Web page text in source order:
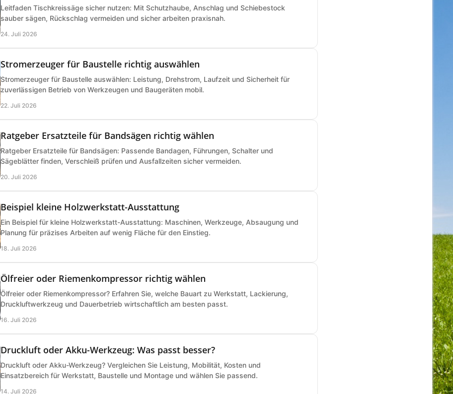
Leitfaden Tischkreissäge sicher nutzen: Mit Schutzhaube, Anschlag und Schiebestock
sauber sägen, Rückschlag vermeiden und sicher arbeiten praxisnah.
24. Juli 2026
Stromerzeuger für Baustelle richtig auswählen
Stromerzeuger für Baustelle auswählen: Leistung, Drehstrom, Laufzeit und Sicherheit für
zuverlässigen Betrieb von Werkzeugen und Baugeräten mobil.
22. Juli 2026
Ratgeber Ersatzteile für Bandsägen richtig wählen
Ratgeber Ersatzteile für Bandsägen: Passende Bandagen, Führungen, Schalter und
Sägeblätter finden, Verschleiß prüfen und Ausfallzeiten sicher vermeiden.
20. Juli 2026
Beispiel kleine Holzwerkstatt-Ausstattung
Ein Beispiel für kleine Holzwerkstatt-Ausstattung: Maschinen, Werkzeuge, Absaugung und
Planung für präzises Arbeiten auf wenig Fläche für den Einstieg.
18. Juli 2026
Ölfreier oder Riemenkompressor richtig wählen
Ölfreier oder Riemenkompressor? Erfahren Sie, welche Bauart zu Werkstatt, Lackierung,
Druckluftwerkzeug und Dauerbetrieb wirtschaftlich am besten passt.
16. Juli 2026
Druckluft oder Akku-Werkzeug: Was passt besser?
Druckluft oder Akku-Werkzeug? Vergleichen Sie Leistung, Mobilität, Kosten und
Einsatzbereich für Werkstatt, Baustelle und Montage und wählen Sie passend.
14. Juli 2026